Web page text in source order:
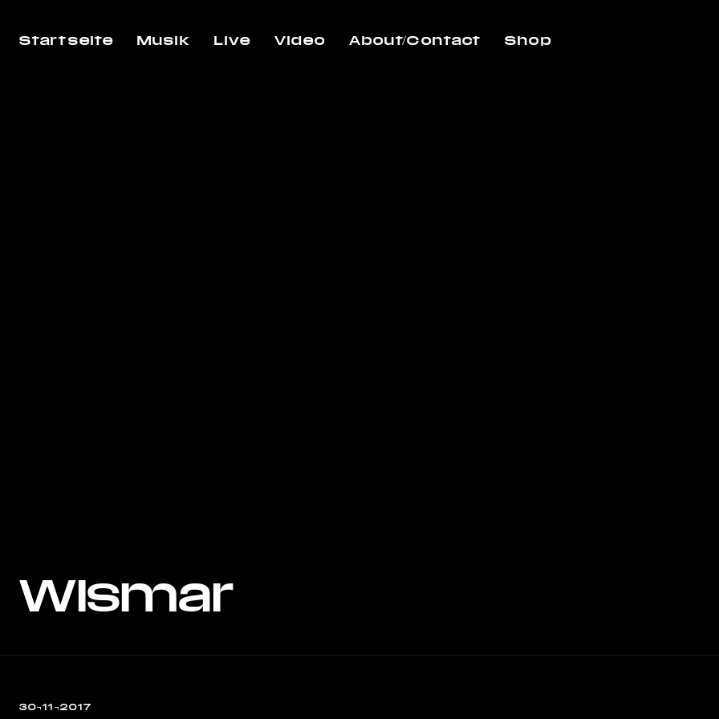
Startseite Musik Live Video About/Contact Shop
Wismar
30¬11¬2017